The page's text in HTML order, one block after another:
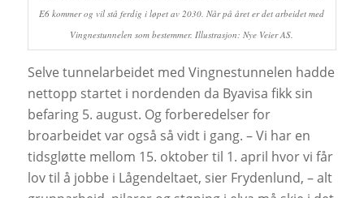
E6 kommer og vil stå ferdig i løpet av 2030. Når på året er det arbeidet med
Vingnestunnelen som bestemmer. Illustrasjon: Nye Veier AS.
Selve tunnelarbeidet med Vingnestunnelen hadde
nettopp startet i nordenden da Byavisa fikk sin
befaring 5. august. Og forberedelser for
broarbeidet var også så vidt i gang. – Vi har en
tidsgløtte mellom 15. oktober til 1. april hvor vi får
lov til å jobbe i Lågendeltaet, sier Frydenlund, – alt